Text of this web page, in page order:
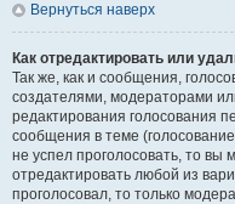
Вернуться наверх
Как отредактировать или
Так же, как и сообщения,
создателями, модераторами
редактирования голосования
сообщения в теме
не успел проголосовать, то вы
отредактировать любой из
проголосовал, то только